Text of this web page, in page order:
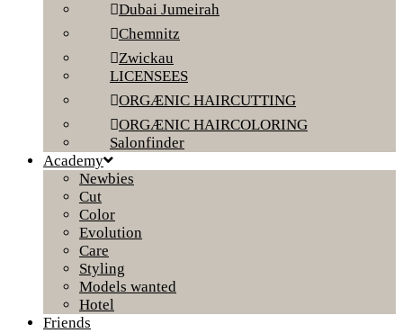
Dubai Jumeirah
Chemnitz
Zwickau
LICENSEES
ORGÆNIC HAIRCUTTING
ORGÆNIC HAIRCOLORING
Salonfinder
Academy
Newbies
Cut
Color
Evolution
Care
Styling
Models wanted
Hotel
Friends